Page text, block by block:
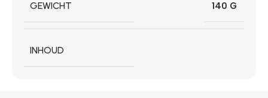
GEWICHT 140 G
INHOUD